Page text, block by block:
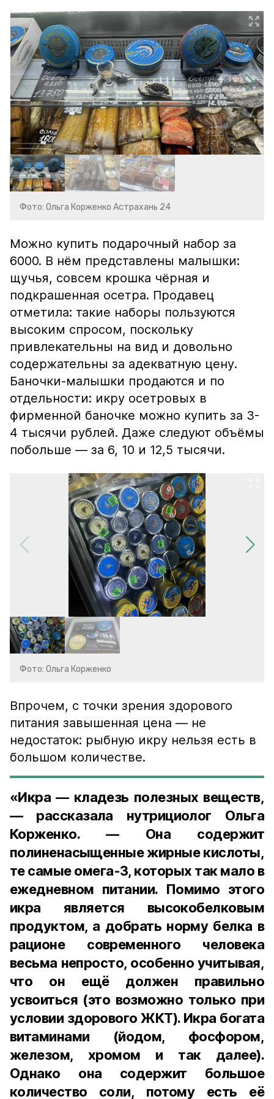
Фото: Ольга Корженко Астрахань 24
Можно купить подарочный набор за
6000. В нём представлены малышки:
щучья, совсем крошка чёрная и
подкрашенная осетра. Продавец
отметила: такие наборы пользуются
высоким спросом, поскольку
привлекательны на вид и довольно
содержательны за адекватную цену.
Баночки-малышки продаются и по
отдельности: икру осетровых в
фирменной баночке можно купить за 3-
4 тысячи рублей. Даже следуют объёмы
побольше — за 6, 10 и 12,5 тысячи.
Фото: Ольга Корженко
Впрочем, с точки зрения здорового
питания завышенная цена — не
недостаток: рыбную икру нельзя есть в
большом количестве.
«Икра — кладезь полезных веществ,
— рассказала нутрициолог Ольга
Корженко. — Она содержит
полиненасыщенные жирные кислоты,
те самые омега-3, которых так мало в
ежедневном питании. Помимо этого
икра является высокобелковым
продуктом, а добрать норму белка в
рационе современного человека
весьма непросто, особенно учитывая,
что он ещё должен правильно
усвоиться (это возможно только при
условии здорового ЖКТ). Икра богата
витаминами (йодом, фосфором,
железом, хромом и так далее).
Однако она содержит большое
количество соли, потому есть её